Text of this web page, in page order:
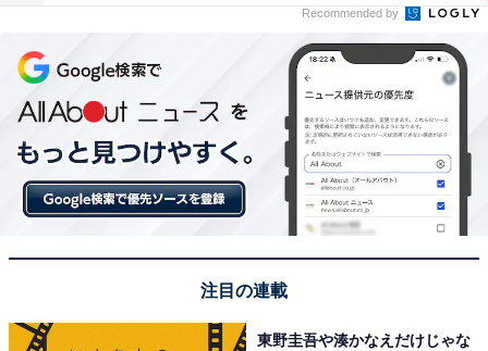
Recommended by
注目の連載
東野圭吾や湊かなえだけじゃな